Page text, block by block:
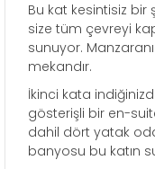
Bu kat kesintisiz bir
size tüm çevreyi
sunuyor.
mekandır.
İkinci kata
gösterişli bir en-
dahil dört yatak
banyosu bu katın